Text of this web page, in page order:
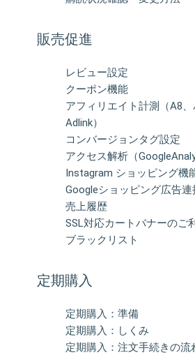
販売促進
レビュー設定
クーポン機能
アフィリエイト計測（A8、
Adlink）
コンバージョンタグ設定
アクセス解析（
Instagram ショッピング機
Googleショッピング広告連
売上履歴
SSL対応カートバナーのご
ブラックリスト
定期購入
定期購入：準備
定期購入：しくみ
定期購入：注文手続きの流